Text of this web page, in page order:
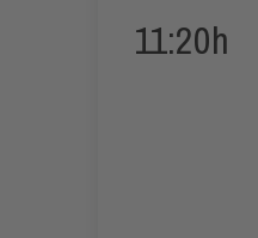
11:20h